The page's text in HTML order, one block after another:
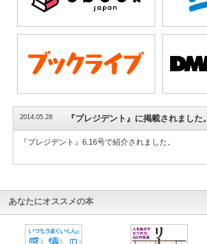
2014.05.28 『プレジデント』に掲載されました。
『プレジデント』6.16号で紹介されました。
あなたにオススメの本